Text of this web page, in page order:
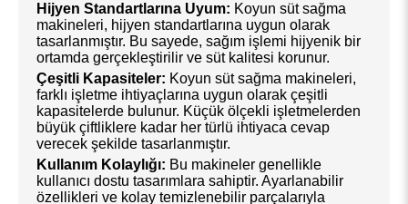
Hijyen Standartlarına Uyum: Koyun süt sağma
makineleri, hijyen standartlarına uygun olarak
tasarlanmıştır. Bu sayede, sağım işlemi hijyenik bir
ortamda gerçekleştirilir ve süt kalitesi korunur.
Çeşitli Kapasiteler: Koyun süt sağma makineleri,
farklı işletme ihtiyaçlarına uygun olarak çeşitli
kapasitelerde bulunur. Küçük ölçekli işletmelerden
büyük çiftliklere kadar her türlü ihtiyaca cevap
verecek şekilde tasarlanmıştır.
Kullanım Kolaylığı: Bu makineler genellikle
kullanıcı dostu tasarımlara sahiptir. Ayarlanabilir
özellikleri ve kolay temizlenebilir parçalarıyla